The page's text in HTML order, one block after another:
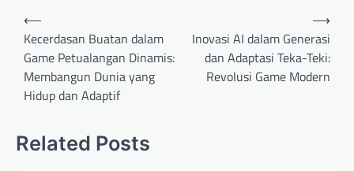
P
a
⟵
Kecerdasan Buatan dalam
Game Petualangan Dinamis:
Membangun Dunia yang
Hidup dan Adaptif
Inovasi AI dalam Generasi
dan Adaptasi Teka-Teki:
Revolusi Game Modern
⟶
Related Posts